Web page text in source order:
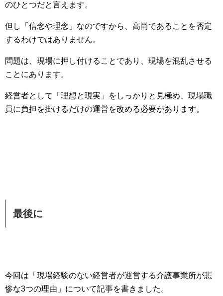
のひとつだと言えます。
但し「信念や理念」なのですから、高尚であることを否定
するわけではありません。
問題は、現場に押し付けることであり、現場を混乱させる
ことにあります。
経営者として「理想と現実」をしっかりと見極め、現場職
員に負担を掛けるだけの運営を改める必要があります。
最後に
今回は「現場経験のない経営者が運営する介護事業所が悲
惨な3つの理由」について記事を書きました。